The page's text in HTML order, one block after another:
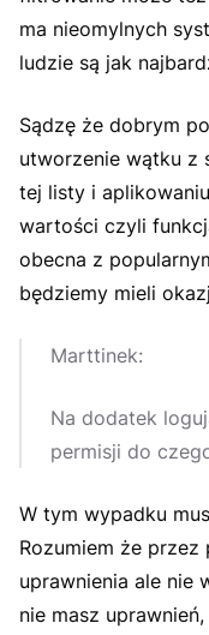
ma nieomylnych
ludzie są jak
Sądzę że dobrym
utworzenie wątku z
tej listy i
wartości czyli
obecna z
będziemy mieli
Marttinek:
Na dodatek
permisji do
W tym wypadku
Rozumiem że przez
uprawnienia ale nie
nie masz